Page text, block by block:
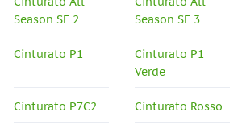
Season SF 2
Season SF 3
Cinturato P1
Cinturato P1
Verde
Cinturato P7C2 Cinturato Rosso